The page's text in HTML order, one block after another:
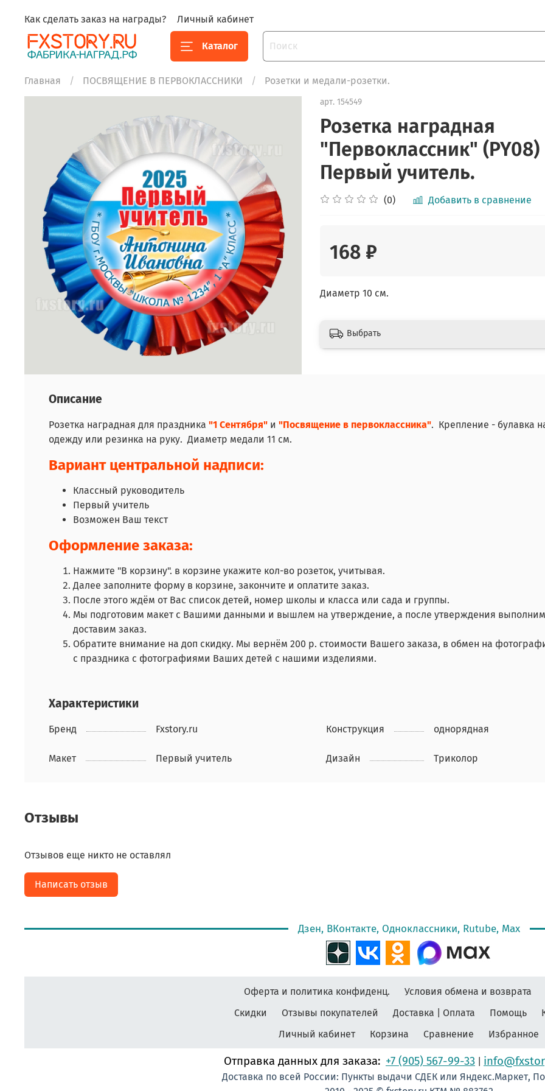
Как сделать заказ на награды? Личный кабинет
Каталог
Главная ПОСВЯЩЕНИЕ В ПЕРВОКЛАССНИКИ Розетки и медали-розетки.
арт.154549
Розетка наградная
"Первоклассник" (PY08)
Первый учитель.
(0) Добавить в сравнение
168 ₽
Диаметр 10 см.
Выбрать
Описание
Розетка наградная для праздника "1 Сентября" и "Посвящение в первоклассника". Крепление - булавка
одежду или резинка на руку. Диаметр медали 11 см.
Вариант центральной надписи:
Классный руководитель
Первый учитель
Возможен Ваш текст
Оформление заказа:
Нажмите "В корзину". в корзине укажите кол-во розеток, учитывая.
Далее заполните форму в корзине, закончите и оплатите заказ.
После этого ждём от Вас список детей, номер школы и класса или сада и группы.
Мы подготовим макет с Вашими данными и вышлем на утверждение, а после утверждения
доставим заказ.
Обратите внимание на доп скидку. Мы вернём 200 р. стоимости Вашего заказа, в обмен на
с праздника с фотографиями Ваших детей с нашими изделиями.
Характеристики
Бренд Fxstory.ru Конструкция однорядная
Макет Первый учитель Дизайн Триколор
Отзывы
Отзывов еще никто не оставлял
Написать отзыв
Дзен, ВКонтакте, Одноклассники, Rutube, Max
Оферта и политика конфиденц.
Условия обмена и возврата
Скидки
Отзывы покупателей Доставка | Оплата Помощь
Личный кабинет
Корзина Сравнение Избранное
Отправка данных для заказа: +7 (905) 567-99-33
Доставка по всей России: Пункты выдачи СДЕК или Яндекс.Маркет,